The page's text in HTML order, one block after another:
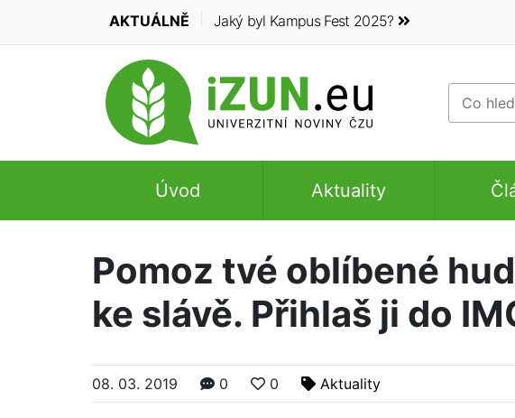
AKTUÁLNĚ Jaký byl Kampus Fest 2025?
Úvod Aktuality
Pomoz tvé oblíbené
ke slávě. Přihlaš ji do
08. 03. 2019 0 0 Aktuality